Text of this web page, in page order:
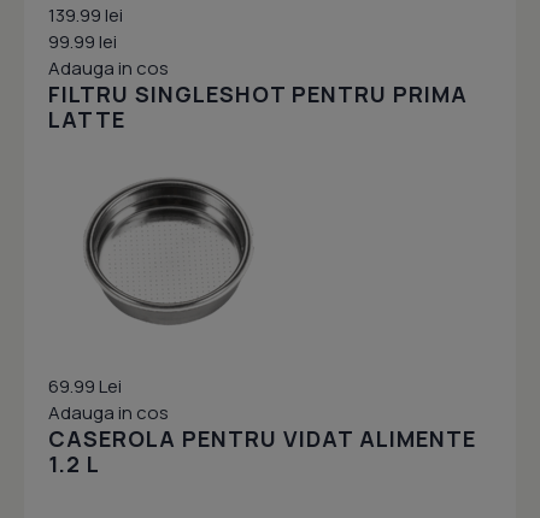
139.99 lei
99.99 lei
Adauga in cos
FILTRU SINGLESHOT PENTRU PRIMA
LATTE
69.99 Lei
Adauga in cos
CASEROLA PENTRU VIDAT ALIMENTE
1.2 L